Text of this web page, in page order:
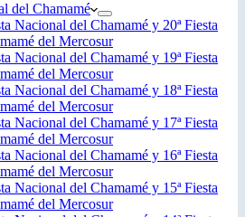
del Chamamé
Nacional del Chamamé y 20ª Fiesta
del Mercosur
Nacional del Chamamé y 19ª Fiesta
del Mercosur
Nacional del Chamamé y 18ª Fiesta
del Mercosur
Nacional del Chamamé y 17ª Fiesta
del Mercosur
Nacional del Chamamé y 16ª Fiesta
del Mercosur
Nacional del Chamamé y 15ª Fiesta
del Mercosur